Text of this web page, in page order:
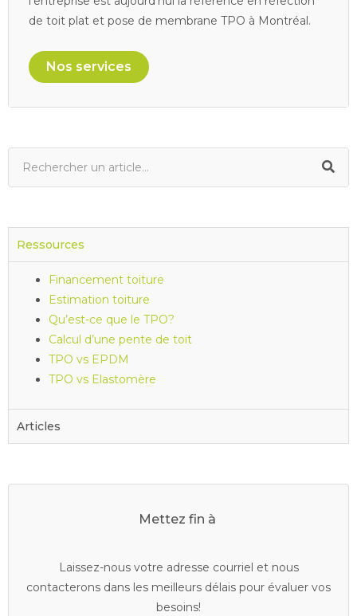
de toit plat et pose de membrane TPO à Montréal.
Nos services
Ressources
Financement toiture
Estimation toiture
Qu’est-ce que le TPO?
Calcul d’une pente de toit
TPO vs EPDM
TPO vs Elastomère
Articles
Mettez fin à vos drai ns
Laissez-nous votre adresse courriel et nous
contacterons dans les meilleurs délais pour évaluer vos
besoins!